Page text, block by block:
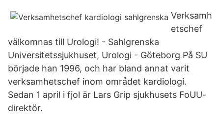
Verksamh
etschef
välkomnas till Urologi! - Sahlgrenska
Universitetssjukhuset, Urologi - Göteborg På SU
började han 1996, och har bland annat varit
verksamhetschef inom området kardiologi.
Sedan 1 april i fjol är Lars Grip sjukhusets FoUU-
direktör.